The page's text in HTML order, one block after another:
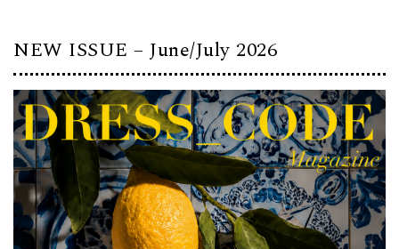
NEW ISSUE – June/July 2026